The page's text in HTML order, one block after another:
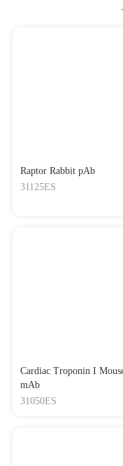
Raptor Rabbit pAb
31125ES
Cardiac Troponin I
mAb
31050ES